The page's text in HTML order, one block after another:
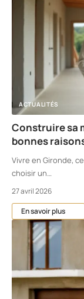
ACTUALITÉS
Construire sa
bonnes
Vivre en Gironde,
choisir un
27 avril 2026
En savoir plus